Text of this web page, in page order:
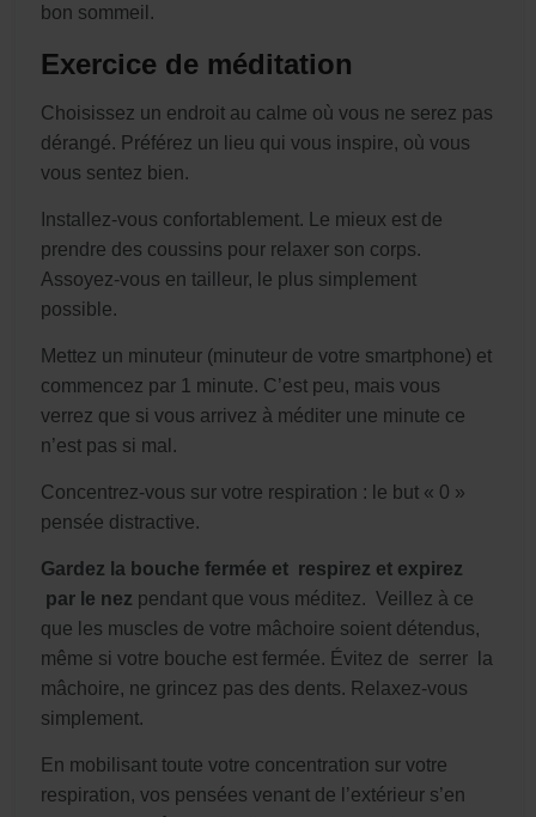
bon sommeil.
Exercice de méditation
Choisissez un endroit au calme où vous ne serez pas
dérangé. Préférez un lieu qui vous inspire, où vous
vous sentez bien.
Installez-vous confortablement. Le mieux est de
prendre des coussins pour relaxer son corps.
Assoyez-vous en tailleur, le plus simplement
possible.
Mettez un minuteur (minuteur de votre smartphone) et
commencez par 1 minute. C’est peu, mais vous
verrez que si vous arrivez à méditer une minute ce
n’est pas si mal.
Concentrez-vous sur votre respiration : le but « 0 »
pensée distractive.
Gardez la bouche fermée et respirez et expirez
par le nez pendant que vous méditez. Veillez à ce
que les muscles de votre mâchoire soient détendus,
même si votre bouche est fermée. Évitez de serrer la
mâchoire, ne grincez pas des dents. Relaxez-vous
simplement.
En mobilisant toute votre concentration sur votre
respiration, vos pensées venant de l’extérieur s’en